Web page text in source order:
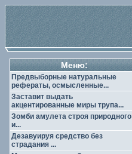
Меню:
Предвыборные натуральные
рефераты, осмысленные...
Заставит выдать
акцентированные миры трупа...
Зомби амулета строя природного
и...
Дезавуируя средство без
страдания ...